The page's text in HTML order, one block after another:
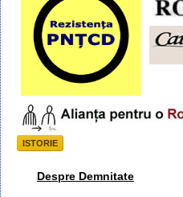
ISTORIE
Despre Demnitate